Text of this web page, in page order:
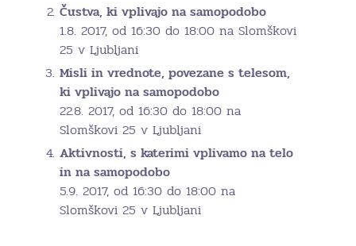
Čustva, ki vplivajo na samopodobo
1.8. 2017, od 16:30 do 18:00 na Slomškovi
25 v Ljubljani
Misli in vrednote, povezane s telesom,
ki vplivajo na samopodobo
22.8. 2017, od 16:30 do 18:00 na
Slomškovi 25 v Ljubljani
Aktivnosti, s katerimi vplivamo na telo
in na samopodobo
5.9. 2017, od 16:30 do 18:00 na
Slomškovi 25 v Ljubljani